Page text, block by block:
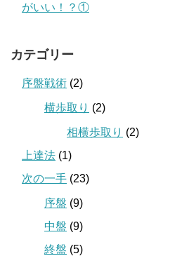
がいい！？①
カテゴリー
序盤戦術 (2)
横歩取り (2)
相横歩取り (2)
上達法 (1)
次の一手 (23)
序盤 (9)
中盤 (9)
終盤 (5)